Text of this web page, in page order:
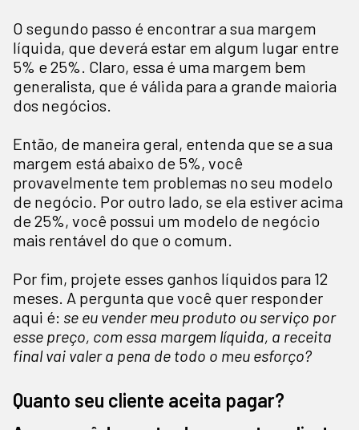
O segundo passo é encontrar a sua margem
líquida, que deverá estar em algum lugar entre
5% e 25%. Claro, essa é uma margem bem
generalista, que é válida para a grande maioria
dos negócios.
Então, de maneira geral, entenda que se a sua
margem está abaixo de 5%, você
provavelmente tem problemas no seu modelo
de negócio. Por outro lado, se ela estiver acima
de 25%, você possui um modelo de negócio
mais rentável do que o comum.
Por fim, projete esses ganhos líquidos para 12
meses. A pergunta que você quer responder
aqui é: se eu vender meu produto ou serviço por
esse preço, com essa margem líquida, a receita
final vai valer a pena de todo o meu esforço?
Quanto seu cliente aceita pagar?